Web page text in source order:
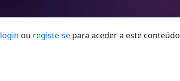
login ou registe-se para aceder a este conteúdo